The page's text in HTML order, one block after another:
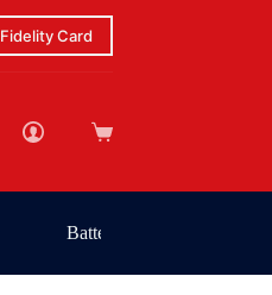
Fidelity Card
Batterie